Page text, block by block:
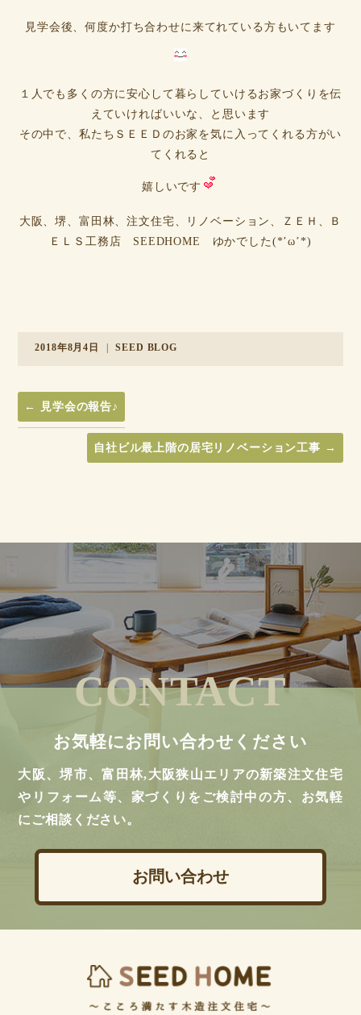
見学会後、何度か打ち合わせに来てれている方もいてます
１人でも多くの方に安心して暮らしていけるお家づくりを伝
えていければいいな、と思います
その中で、私たちＳＥＥＤのお家を気に入ってくれる方がい
てくれると
嬉しいです
大阪、堺、富田林、注文住宅、リノベーション、ＺＥＨ、Ｂ
ＥＬＳ工務店 SEEDHOME ゆかでした(*’ω’*)
2018年8月4日 | SEED BLOG
← 見学会の報告♪
自社ビル最上階の居宅リノベーション工事 →
CONTACT
お気軽にお問い合わせください
大阪、堺市、富田林,大阪狭山エリアの新築注文住宅
やリフォーム等、家づくりをご検討中の方、お気軽
にご相談ください。
お問い合わせ